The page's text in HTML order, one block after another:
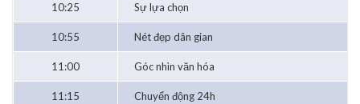
10:25 Sự lựa chọn
10:55 Nét đẹp dân gian
11:00 Góc nhìn văn hóa
11:15 Chuyển động 24h